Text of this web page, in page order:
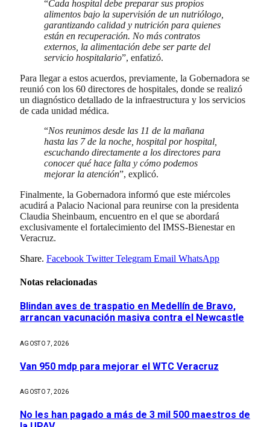
“Cada hospital debe preparar sus propios
alimentos bajo la supervisión de un nutriólogo,
garantizando calidad y nutrición para quienes
están en recuperación. No más contratos
externos, la alimentación debe ser parte del
servicio hospitalario”, enfatizó.
Para llegar a estos acuerdos, previamente, la Gobernadora se
reunió con los 60 directores de hospitales, donde se realizó
un diagnóstico detallado de la infraestructura y los servicios
de cada unidad médica.
“Nos reunimos desde las 11 de la mañana
hasta las 7 de la noche, hospital por hospital,
escuchando directamente a los directores para
conocer qué hace falta y cómo podemos
mejorar la atención”, explicó.
Finalmente, la Gobernadora informó que este miércoles
acudirá a Palacio Nacional para reunirse con la presidenta
Claudia Sheinbaum, encuentro en el que se abordará
exclusivamente el fortalecimiento del IMSS-Bienestar en
Veracruz.
Share. Facebook Twitter Telegram Email WhatsApp
Notas relacionadas
Blindan aves de traspatio en Medellín de Bravo,
arrancan vacunación masiva contra el Newcastle
AGOSTO 7, 2026
Van 950 mdp para mejorar el WTC Veracruz
AGOSTO 7, 2026
No les han pagado a más de 3 mil 500 maestros de